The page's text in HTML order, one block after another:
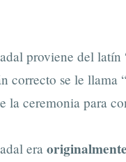
proviene del
correcto se le
la ceremonia para
era